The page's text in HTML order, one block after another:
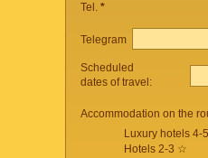
Tel. *
Telegram
Scheduled
dates of travel:
Accommodation on the
Luxury hotels 4-
Hotels 2-3 ☆